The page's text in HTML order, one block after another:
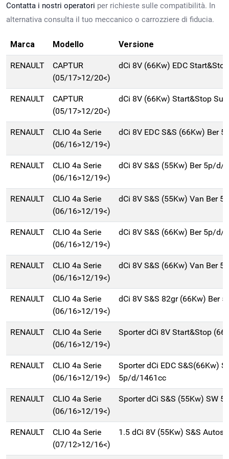
Contatta i nostri operatori per richieste sulle compatibilità. In
alternativa consulta il tuo meccanico o carrozziere di fiducia.
Marca Modello Versione
RENAULT
CAPTUR
(05/17>12/20<)
dCi 8V (66Kw) EDC
RENAULT
CAPTUR
(05/17>12/20<)
dCi 8V (66Kw) Start&Stop
RENAULT
CLIO 4a Serie
(06/16>12/19<)
dCi 8V EDC S&S (66Kw) Ber
RENAULT
CLIO 4a Serie
(06/16>12/19<)
dCi 8V S&S (55Kw) Ber 5p/d/
RENAULT
CLIO 4a Serie
(06/16>12/19<)
dCi 8V S&S (55Kw) Van Ber
RENAULT
CLIO 4a Serie
(06/16>12/19<)
dCi 8V S&S (66Kw) Ber 5p/d/
RENAULT
CLIO 4a Serie
(06/16>12/19<)
dCi 8V S&S (66Kw) Van Ber
RENAULT
CLIO 4a Serie
(06/16>12/19<)
dCi 8V S&S 82gr (66Kw) Ber
RENAULT
CLIO 4a Serie
(06/16>12/19<)
Sporter dCi 8V Start&Stop
RENAULT
CLIO 4a Serie
(06/16>12/19<)
Sporter dCi EDC S&S(66Kw)
5p/d/1461cc
RENAULT
CLIO 4a Serie
(06/16>12/19<)
Sporter dCi S&S (55Kw) SW
RENAULT
CLIO 4a Serie
(07/12>12/16<)
1.5 dCi 8V (55Kw) S&S